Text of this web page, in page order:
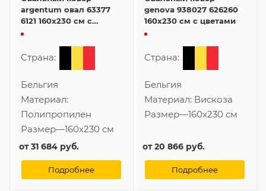
argentum овал 63377
6121 160x230 см с
цветами
Страна:
Бельгия
Материал:
Полипропилен
Размер—160x230 см
от31 684 руб.
Подробнее
genova 938027 626260
160x230 см с цветами
Страна:
Бельгия
Материал: Вискоза
Размер—160x230 см
от20 866 руб.
Подробнее